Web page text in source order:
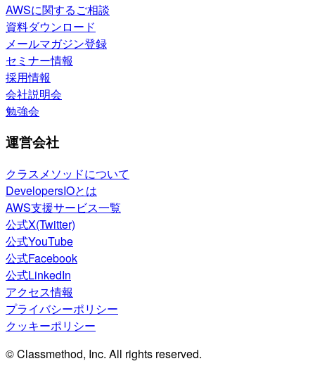
AWSに関するご相談
資料ダウンロード
メールマガジン登録
セミナー情報
採用情報
会社説明会
勉強会
運営会社
クラスメソッドについて
DevelopersIOとは
AWS支援サービス一覧
公式X(Twitter)
公式YouTube
公式Facebook
公式LinkedIn
アクセス情報
プライバシーポリシー
クッキーポリシー
© Classmethod, Inc. All rights reserved.